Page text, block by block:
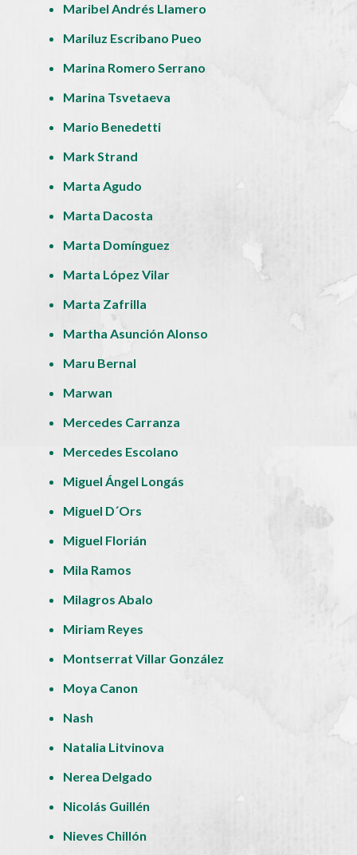
Maribel Andrés Llamero
Mariluz Escribano Pueo
Marina Romero Serrano
Marina Tsvetaeva
Mario Benedetti
Mark Strand
Marta Agudo
Marta Dacosta
Marta Domínguez
Marta López Vilar
Marta Zafrilla
Martha Asunción Alonso
Maru Bernal
Marwan
Mercedes Carranza
Mercedes Escolano
Miguel Ángel Longás
Miguel D´Ors
Miguel Florián
Mila Ramos
Milagros Abalo
Miriam Reyes
Montserrat Villar González
Moya Canon
Nash
Natalia Litvinova
Nerea Delgado
Nicolás Guillén
Nieves Chillón